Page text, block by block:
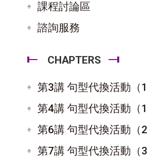
課程討論區
諮詢服務
CHAPTERS
第3講 句型代換活動（1
第4講 句型代換活動（1
第6講 句型代換活動（2
第7講 句型代換活動（3